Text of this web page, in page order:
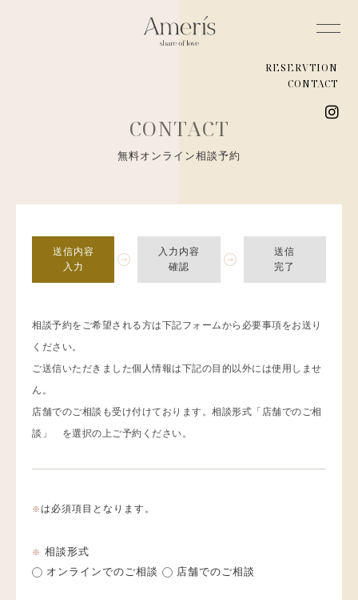
RESERVTION
CONTACT
CONTACT
無料オンライン相談予約
送信内容
入力
入力内容
確認
送信
完了
相談予約をご希望される方は下記フォームから必要事項をお送り
ください。
ご送信いただきました個人情報は下記の目的以外には使用しませ
ん。
店舗でのご相談も受け付けております。相談形式「店舗でのご相
談」 を選択の上ご予約ください。
※は必須項目となります。
※
相談形式
オンラインでのご相談
店舗でのご相談